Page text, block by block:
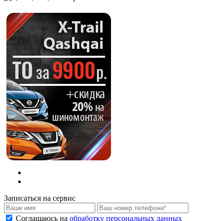
Записаться на сервис
Соглашаюсь на обработку персональных данных